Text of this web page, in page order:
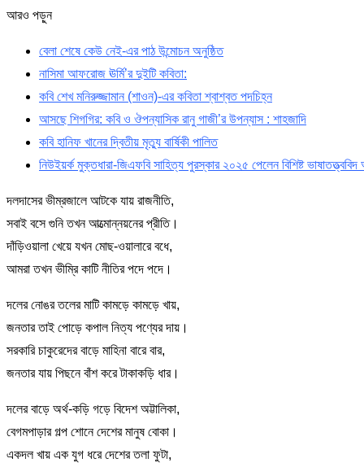
আরও পড়ুন
বেলা শেষে কেউ নেই-এর পাঠ উন্মোচন অনুষ্ঠিত
নাসিমা আফরোজ ঊর্মি’র দুইটি কবিতা:
কবি শেখ মনিরুজ্জামান (শাওন)-এর কবিতা শ্বাশ্বত পদচিহ্ন
আসছে শিগগির: কবি ও ঔপন্যাসিক রানু গাজী’র উপন্যাস : শাহজাদি
কবি হানিফ খানের দ্বিতীয় মৃত্যু বার্ষিকী পালিত
নিউইয়র্ক মুক্তধারা-জিএফবি সাহিত্য পুরস্কার ২০২৫ পেলেন বিশিষ্ট
দলদাসের ভীম্রজালে আটকে যায় রাজনীতি,
সবাই বসে গুনি তখন আত্মোন্নয়নের প্রীতি।
দাঁড়িওয়ালা খেয়ে যখন মোছ-ওয়ালারে বধে,
আমরা তখন ভীম্রি কাটি নীতির পদে পদে।
দলের নোঙর তলের মাটি কামড়ে কামড়ে খায়,
জনতার তাই পোড়ে কপাল নিত্য পণ্যের দায়।
সরকারি চাকুরেদের বাড়ে মাহিনা বারে বার,
জনতার যায় পিছনে বাঁশ করে টাকাকড়ি ধার।
দলের বাড়ে অর্থ-কড়ি গড়ে বিদেশ অট্টালিকা,
বেগমপাড়ার গল্প শোনে দেশের মানুষ বোকা।
একদল খায় এক যুগ ধরে দেশের তলা ফুটা,